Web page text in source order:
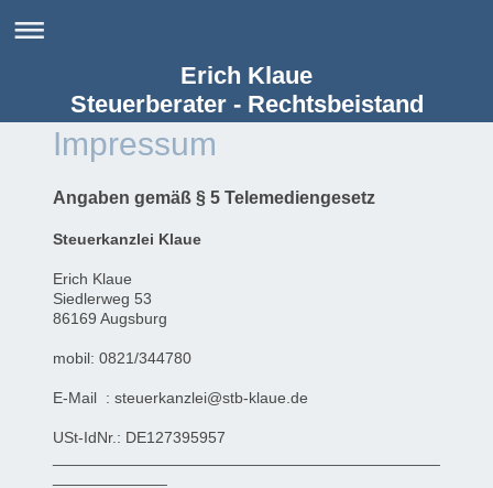
Erich Klaue
Steuerberater - Rechtsbeistand
Impressum
Angaben gemäß § 5 Telemediengesetz
Steuerkanzlei Klaue
Erich Klaue
Siedlerweg 53
86169 Augsburg
mobil: 0821/344780
E-Mail : steuerkanzlei@stb-klaue.de
USt-IdNr.: DE127395957